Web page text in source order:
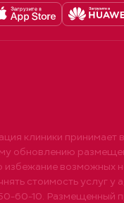
клиники принимает
обновлению
избежание возможных
стоимость услуг у
60-10. Размещенный